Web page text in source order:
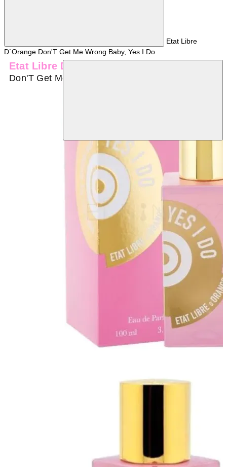
Etat Libre
D`Orange Don'T Get Me Wrong Baby, Yes I Do
Etat Libre D`orange
Don'T Get Me Wrong Baby, Yes I Do